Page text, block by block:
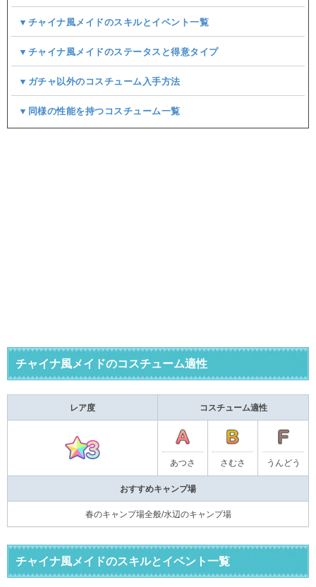
▼チャイナ風メイドのスキルとイベント一覧
▼チャイナ風メイドのステータスと得意タイプ
▼ガチャ以外のコスチューム入手方法
▼同様の性能を持つコスチューム一覧
チャイナ風メイドのコスチューム適性
レア度 コスチューム適性
あつさ さむさ うんどう
おすすめキャンプ場
春のキャンプ場全般/水辺のキャンプ場
チャイナ風メイドのスキルとイベント一覧